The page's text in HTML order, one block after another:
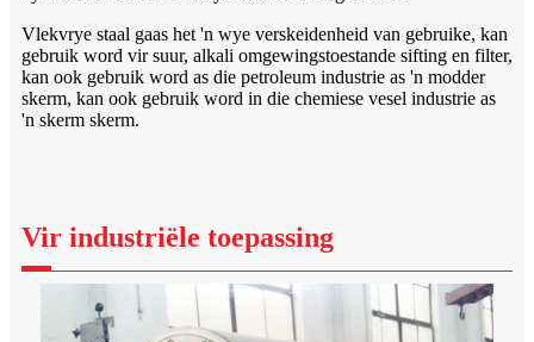
Vlekvrye staal gaas het 'n wye verskeidenheid van gebruike, kan
gebruik word vir suur, alkali omgewingstoestande sifting en filter,
kan ook gebruik word as die petroleum industrie as 'n modder
skerm, kan ook gebruik word in die chemiese vesel industrie as
'n skerm skerm.
Vir industriële toepassing